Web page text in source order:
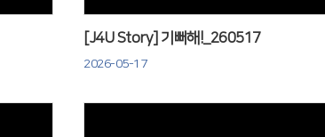
[J4U Story] 기뻐해!_260517
2026-05-17